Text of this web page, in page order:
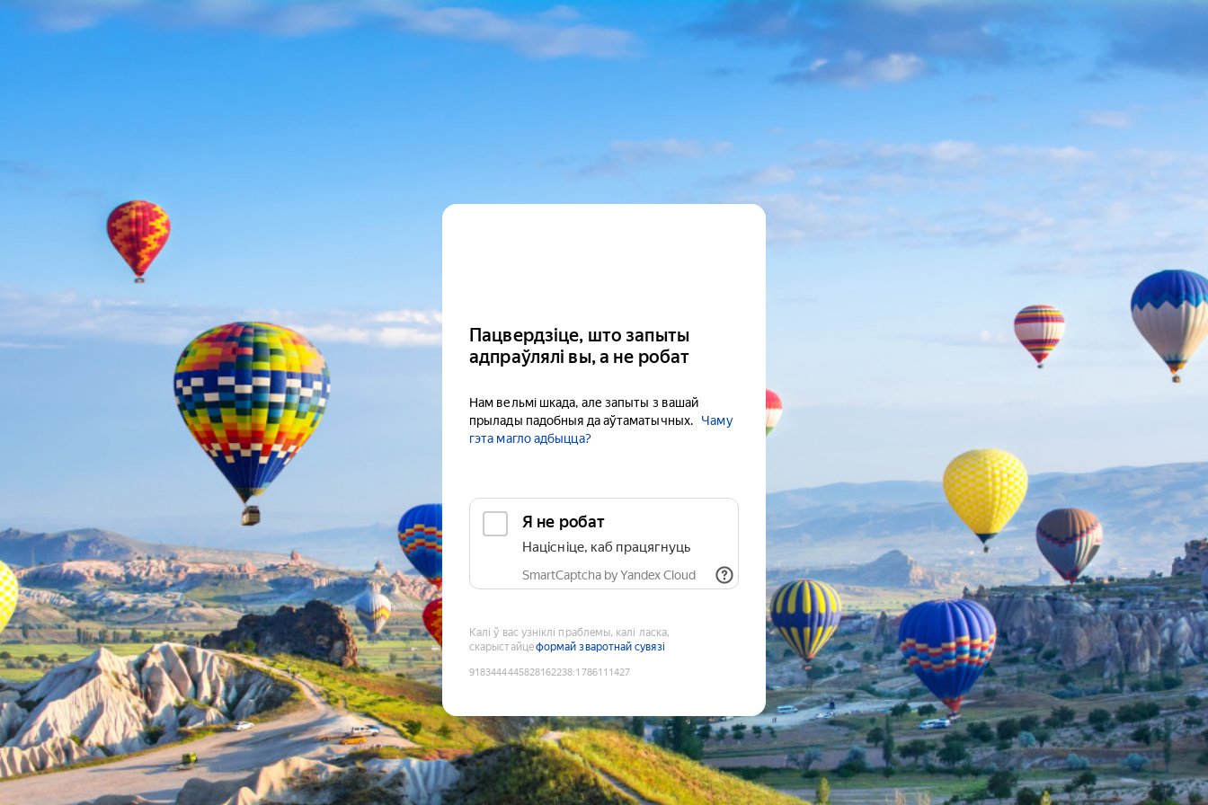
Пацвердзіце, што запыты
адпраўлялі вы, а не робат
Нам вельмі шкада, але запыты з вашай
прылады падобныя да аўтаматычных.
Чаму
гэта магло адбыцца?
Я не робат
Націсніце, каб працягнуць
SmartCaptcha by Yandex Cloud
Калі ў вас узніклі праблемы, калі ласка,
скарыстайцеформай зваротнай сувязі
9183444445828162238:1786111427